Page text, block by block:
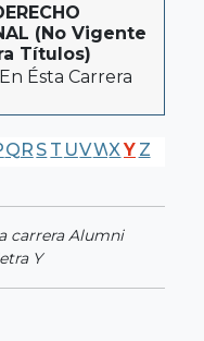
(No Vigente
Títulos)
Ésta Carrera
QR S T UVWX Y Z
carrera Alumni
Y